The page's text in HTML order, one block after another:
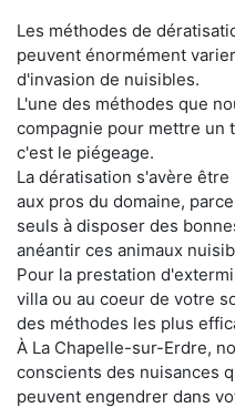
Les méthodes de
peuvent énormément
d'invasion de nuisibles.
L'une des méthodes que
compagnie pour mettre un
c'est le piégeage.
La dératisation s'avère
aux pros du domaine,
seuls à disposer des
anéantir ces animaux
Pour la prestation
villa ou au coeur de votre
des méthodes les plus
À La Chapelle-sur-Erdre,
conscients des nuisances
peuvent engendrer dans